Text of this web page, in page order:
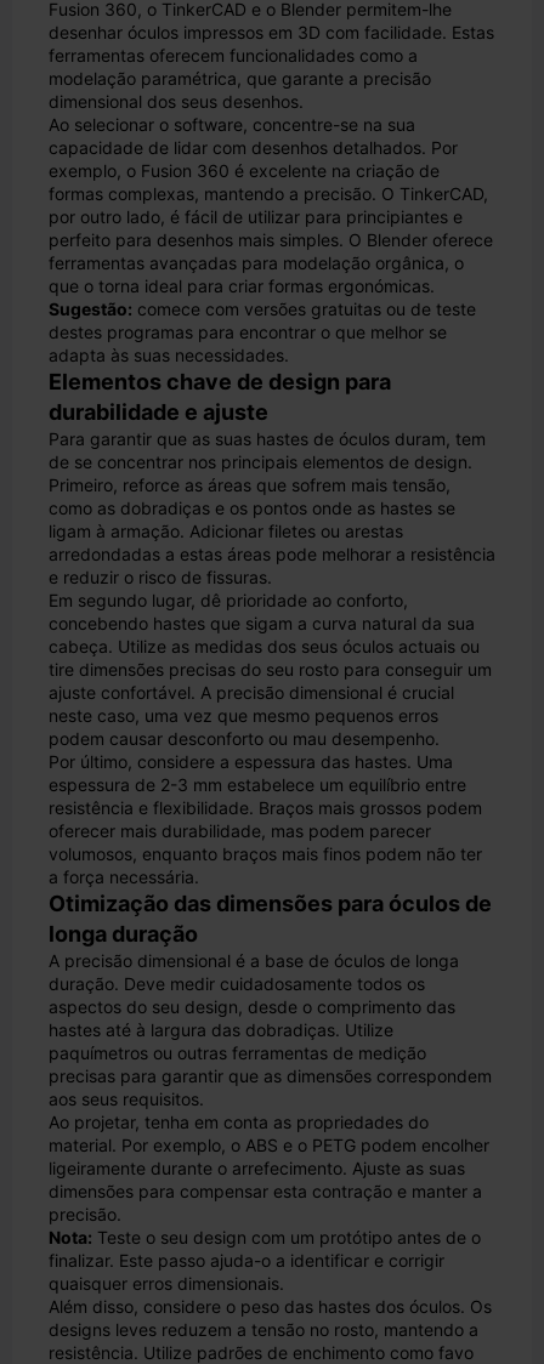
Fusion 360, o TinkerCAD e o Blender permitem-lhe
desenhar óculos impressos em 3D com facilidade. Estas
ferramentas oferecem funcionalidades como a
modelação paramétrica, que garante a precisão
dimensional dos seus desenhos.
Ao selecionar o software, concentre-se na sua
capacidade de lidar com desenhos detalhados. Por
exemplo, o Fusion 360 é excelente na criação de
formas complexas, mantendo a precisão. O TinkerCAD,
por outro lado, é fácil de utilizar para principiantes e
perfeito para desenhos mais simples. O Blender oferece
ferramentas avançadas para modelação orgânica, o
que o torna ideal para criar formas ergonómicas.
Sugestão: comece com versões gratuitas ou de teste
destes programas para encontrar o que melhor se
adapta às suas necessidades.
Elementos chave de design para
durabilidade e ajuste
Para garantir que as suas hastes de óculos duram, tem
de se concentrar nos principais elementos de design.
Primeiro, reforce as áreas que sofrem mais tensão,
como as dobradiças e os pontos onde as hastes se
ligam à armação. Adicionar filetes ou arestas
arredondadas a estas áreas pode melhorar a resistência
e reduzir o risco de fissuras.
Em segundo lugar, dê prioridade ao conforto,
concebendo hastes que sigam a curva natural da sua
cabeça. Utilize as medidas dos seus óculos actuais ou
tire dimensões precisas do seu rosto para conseguir um
ajuste confortável. A precisão dimensional é crucial
neste caso, uma vez que mesmo pequenos erros
podem causar desconforto ou mau desempenho.
Por último, considere a espessura das hastes. Uma
espessura de 2-3 mm estabelece um equilíbrio entre
resistência e flexibilidade. Braços mais grossos podem
oferecer mais durabilidade, mas podem parecer
volumosos, enquanto braços mais finos podem não ter
a força necessária.
Otimização das dimensões para óculos de
longa duração
A precisão dimensional é a base de óculos de longa
duração. Deve medir cuidadosamente todos os
aspectos do seu design, desde o comprimento das
hastes até à largura das dobradiças. Utilize
paquímetros ou outras ferramentas de medição
precisas para garantir que as dimensões correspondem
aos seus requisitos.
Ao projetar, tenha em conta as propriedades do
material. Por exemplo, o ABS e o PETG podem encolher
ligeiramente durante o arrefecimento. Ajuste as suas
dimensões para compensar esta contração e manter a
precisão.
Nota: Teste o seu design com um protótipo antes de o
finalizar. Este passo ajuda-o a identificar e corrigir
quaisquer erros dimensionais.
Além disso, considere o peso das hastes dos óculos. Os
designs leves reduzem a tensão no rosto, mantendo a
resistência. Utilize padrões de enchimento como favo